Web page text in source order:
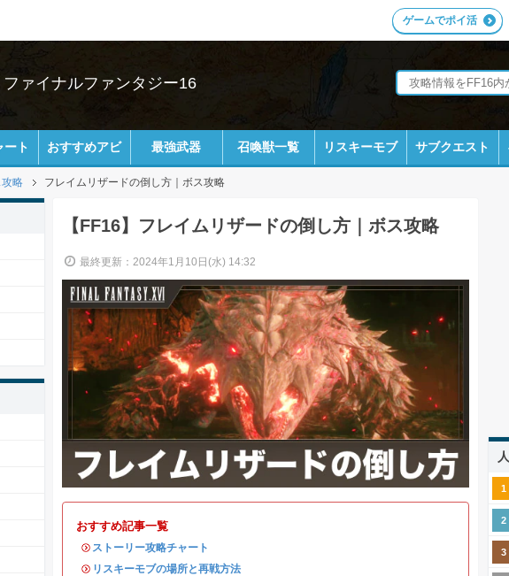
ゲームでポイ活
ァイナルファンタジー16
ート おすすめアビ 最強武器 召喚獣一覧 リスキーモブ サブクエスト
略 フレイムリザードの倒し方｜ボス攻略
【FF16】フレイムリザードの倒し方｜ボス攻略
最終更新：2024年1月10日(水) 14:32
おすすめ記事一覧
・ ストーリー攻略チャート
・ リスキーモブの場所と再戦方法